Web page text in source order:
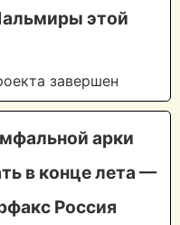
этой
завершен
арки
в конце лета —
Россия